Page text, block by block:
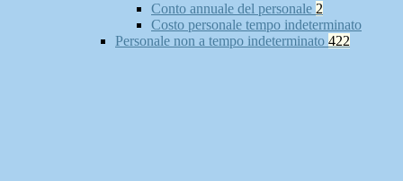
Conto annuale del personale 2
Costo personale tempo indeterminato
Personale non a tempo indeterminato 422